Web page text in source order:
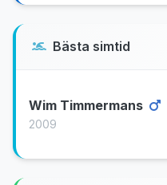
Bästa simtid
Wim Timmermans
2009